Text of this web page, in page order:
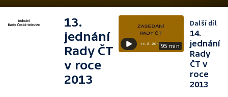
13.
jednání
Rady ČT
v roce
2013
95 min
Další díl
14.
jednání
Rady
ČT v
roce
2013